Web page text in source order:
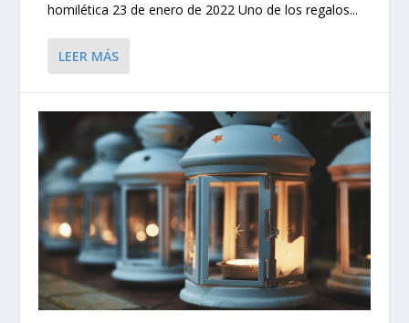
homilética 23 de enero de 2022 Uno de los regalos...
LEER MÁS